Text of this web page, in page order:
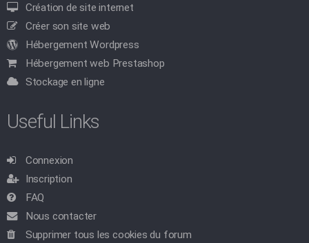
Création de site internet
Créer son site web
Hébergement Wordpress
Hébergement web Prestashop
Stockage en ligne
Useful Links
Connexion
Inscription
FAQ
Nous contacter
Supprimer tous les cookies du forum